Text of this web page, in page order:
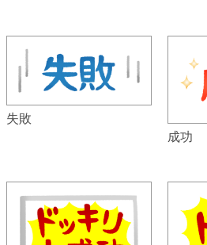
失敗
成功